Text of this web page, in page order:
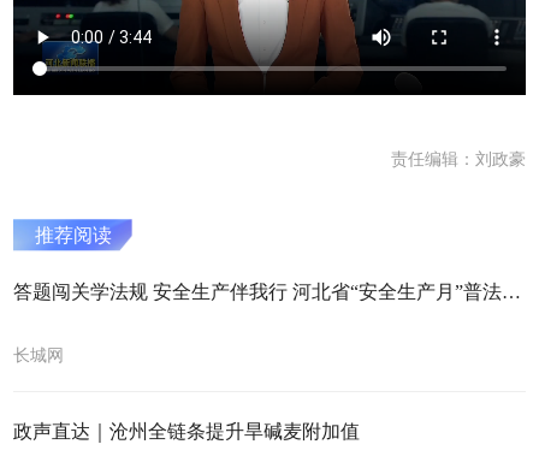
责任编辑：刘政豪
推荐阅读
答题闯关学法规 安全生产伴我行 河北省“安全生产月”普法线上答题开始啦！
长城网
政声直达｜沧州全链条提升旱碱麦附加值